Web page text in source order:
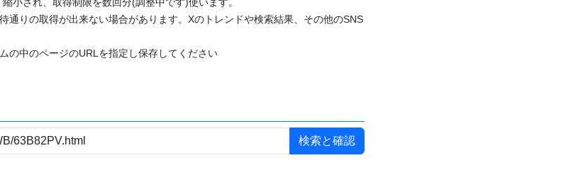
通りの取得が出来ない場合があります。Xのトレンドや検索結果、その他のSNS
の中のページのURLを指定し保存してください